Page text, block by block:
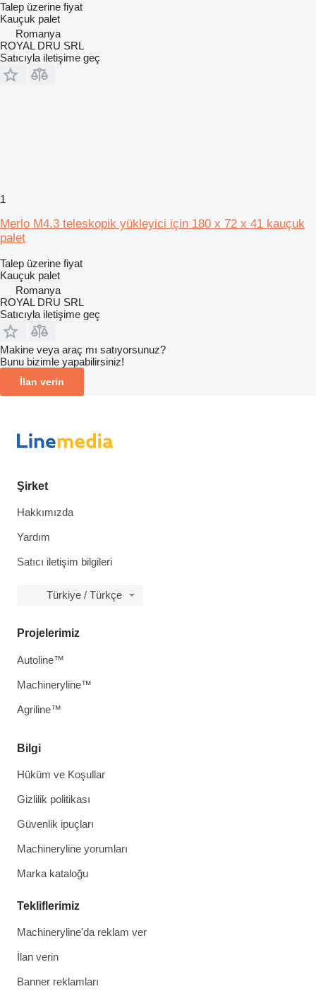
Talep üzerine fiyat
Kauçuk palet
Romanya
ROYAL DRU SRL
Satıcıyla iletişime geç
1
Merlo M4.3 teleskopik yükleyici için 180 x 72 x 41 kauçuk
palet
Talep üzerine fiyat
Kauçuk palet
Romanya
ROYAL DRU SRL
Satıcıyla iletişime geç
Makine veya araç mı satıyorsunuz?
Bunu bizimle yapabilirsiniz!
İlan verin
Şirket
Hakkımızda
Yardım
Satıcı iletişim bilgileri
Türkiye / Türkçe
Bilgi
Hüküm ve Koşullar
Gizlilik politikası
Güvenlik ipuçları
Machineryline yorumları
Marka kataloğu
Tekliflerimiz
Machineryline'da reklam ver
İlan verin
Banner reklamları
Projelerimiz
Autoline™
Machineryline™
Agriline™